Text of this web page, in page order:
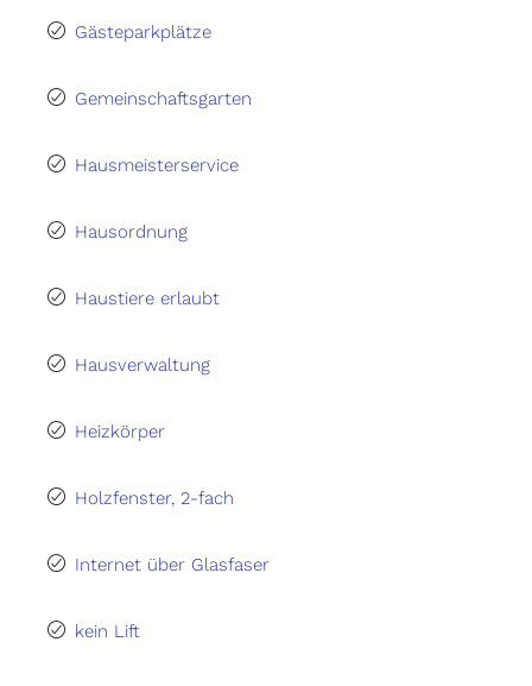
Gästeparkplätze
Gemeinschaftsgarten
Hausmeisterservice
Hausordnung
Haustiere erlaubt
Hausverwaltung
Heizkörper
Holzfenster, 2-fach
Internet über Glasfaser
kein Lift